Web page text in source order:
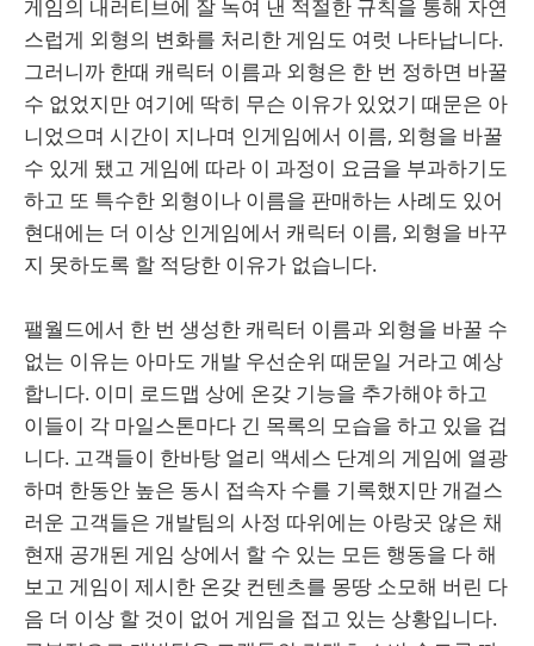
게임의 내러티브에 잘 녹여 낸 적절한 규칙을 통해 자연
스럽게 외형의 변화를 처리한 게임도 여럿 나타납니다.
그러니까 한때 캐릭터 이름과 외형은 한 번 정하면 바꿀
수 없었지만 여기에 딱히 무슨 이유가 있었기 때문은 아
니었으며 시간이 지나며 인게임에서 이름, 외형을 바꿀
수 있게 됐고 게임에 따라 이 과정이 요금을 부과하기도
하고 또 특수한 외형이나 이름을 판매하는 사례도 있어
현대에는 더 이상 인게임에서 캐릭터 이름, 외형을 바꾸
지 못하도록 할 적당한 이유가 없습니다.
팰월드에서 한 번 생성한 캐릭터 이름과 외형을 바꿀 수
없는 이유는 아마도 개발 우선순위 때문일 거라고 예상
합니다. 이미 로드맵 상에 온갖 기능을 추가해야 하고
이들이 각 마일스톤마다 긴 목록의 모습을 하고 있을 겁
니다. 고객들이 한바탕 얼리 액세스 단계의 게임에 열광
하며 한동안 높은 동시 접속자 수를 기록했지만 개걸스
러운 고객들은 개발팀의 사정 따위에는 아랑곳 않은 채
현재 공개된 게임 상에서 할 수 있는 모든 행동을 다 해
보고 게임이 제시한 온갖 컨텐츠를 몽땅 소모해 버린 다
음 더 이상 할 것이 없어 게임을 접고 있는 상황입니다.